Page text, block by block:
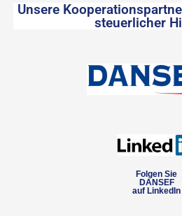
Unsere
steuerlicher
Folgen Sie
DANSEF
auf LinkedIn